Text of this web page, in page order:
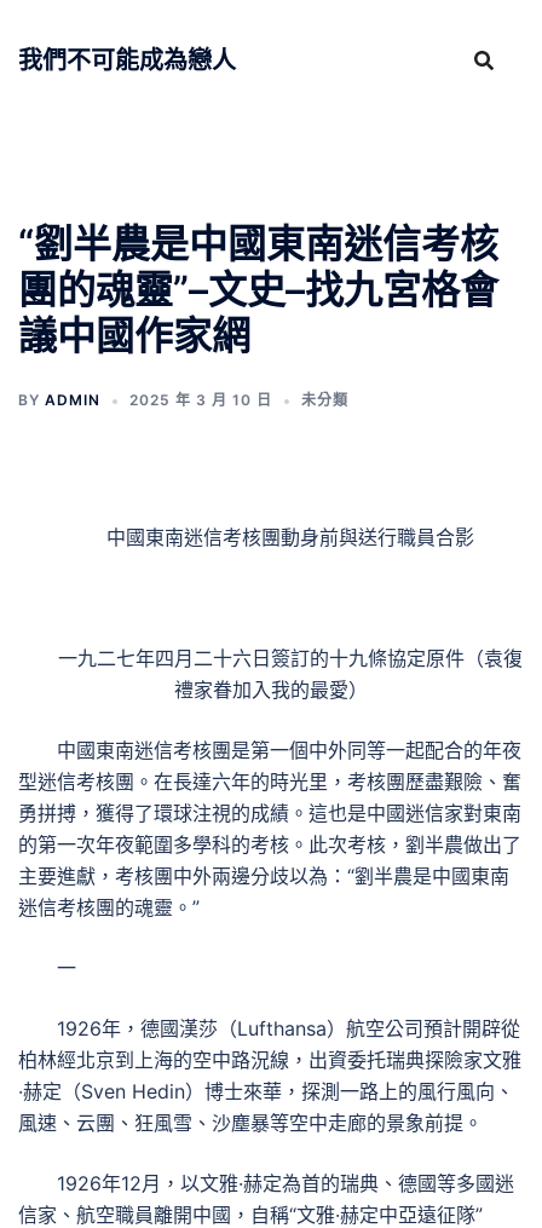
我們不可能成為戀人
“劉半農是中國東南迷信考核
團的魂靈”–文史–找九宮格會
議中國作家網
BY ADMIN 2025 年 3 月 10 日 未分類
中國東南迷信考核團動身前與送行職員合影
一九二七年四月二十六日簽訂的十九條協定原件（袁復
禮家眷加入我的最愛）
中國東南迷信考核團是第一個中外同等一起配合的年夜
型迷信考核團。在長達六年的時光里，考核團歷盡艱險、奮
勇拼搏，獲得了環球注視的成績。這也是中國迷信家對東南
的第一次年夜範圍多學科的考核。此次考核，劉半農做出了
主要進獻，考核團中外兩邊分歧以為：“劉半農是中國東南
迷信考核團的魂靈。”
一
1926年，德國漢莎（Lufthansa）航空公司預計開辟從
柏林經北京到上海的空中路況線，出資委托瑞典探險家文雅
·赫定（Sven Hedin）博士來華，探測一路上的風行風向、
風速、云團、狂風雪、沙塵暴等空中走廊的景象前提。
1926年12月，以文雅·赫定為首的瑞典、德國等多國迷
信家、航空職員離開中國，自稱“文雅·赫定中亞遠征隊”